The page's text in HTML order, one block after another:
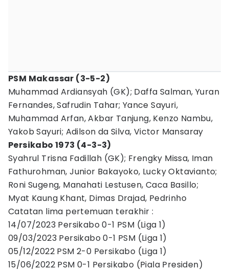
PSM Makassar (3-5-2)
Muhammad Ardiansyah (GK); Daffa Salman, Yuran
Fernandes, Safrudin Tahar; Yance Sayuri,
Muhammad Arfan, Akbar Tanjung, Kenzo Nambu,
Yakob Sayuri; Adilson da Silva, Victor Mansaray
Persikabo 1973 (4-3-3)
Syahrul Trisna Fadillah (GK); Frengky Missa, Iman
Fathurohman, Junior Bakayoko, Lucky Oktavianto;
Roni Sugeng, Manahati Lestusen, Caca Basillo;
Myat Kaung Khant, Dimas Drajad, Pedrinho
Catatan lima pertemuan terakhir :
14/07/2023 Persikabo 0-1 PSM (Liga 1)
09/03/2023 Persikabo 0-1 PSM (Liga 1)
05/12/2022 PSM 2-0 Persikabo (Liga 1)
15/06/2022 PSM 0-1 Persikabo (Piala Presiden)